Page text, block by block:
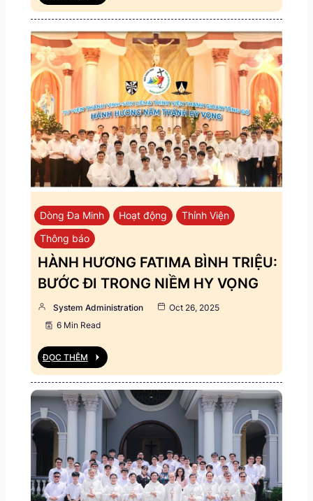
Dòng Đa Minh Hoạt động
Thỉnh Viện
Thông báo
HÀNH HƯƠNG FATIMA BÌNH TRIỆU:
BƯỚC ĐI TRONG NIỀM HY VỌNG
System Administration
Oct 26, 2025
6 Min Read
ĐỌC THÊM